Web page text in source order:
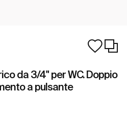
da 3/4" per WC. Doppio
a pulsante